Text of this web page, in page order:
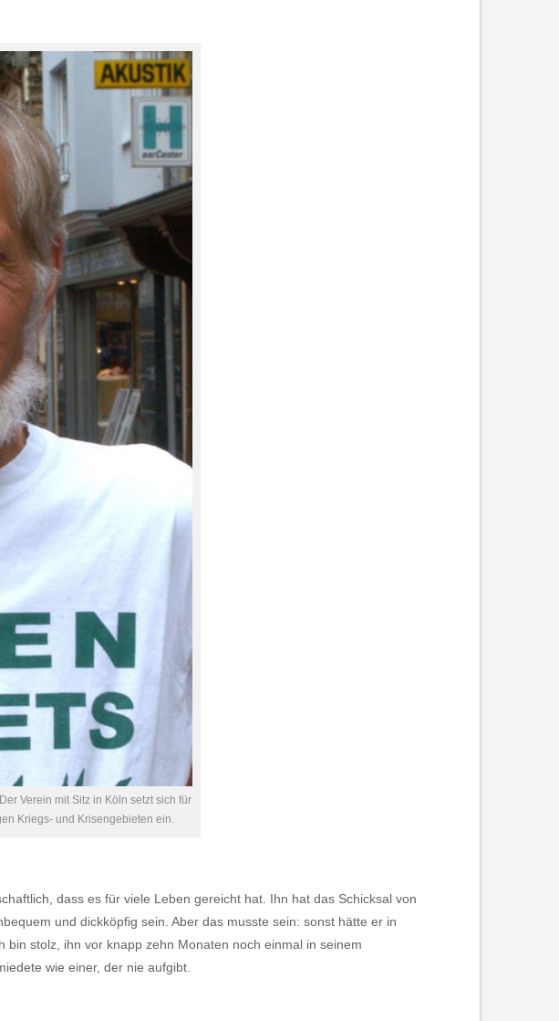
Verein mit Sitz in Köln setzt sich für
Kriegs- und Krisengebieten ein.
dass es für viele Leben gereicht hat. Ihn hat das Schicksal von
und dickköpfig sein. Aber das musste sein: sonst hätte er in
stolz, ihn vor knapp zehn Monaten noch einmal in seinem
wie einer, der nie aufgibt.